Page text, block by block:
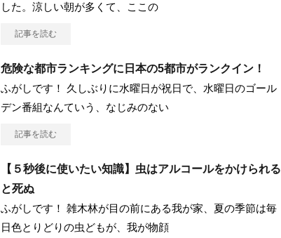
した。涼しい朝が多くて、ここの
記事を読む
危険な都市ランキングに日本の5都市がランクイン！
ふがしです！ 久しぶりに水曜日が祝日で、水曜日のゴール
デン番組なんていう、なじみのない
記事を読む
【５秒後に使いたい知識】虫はアルコールをかけられる
と死ぬ
ふがしです！ 雑木林が目の前にある我が家、夏の季節は毎
日色とりどりの虫どもが、我が物顔